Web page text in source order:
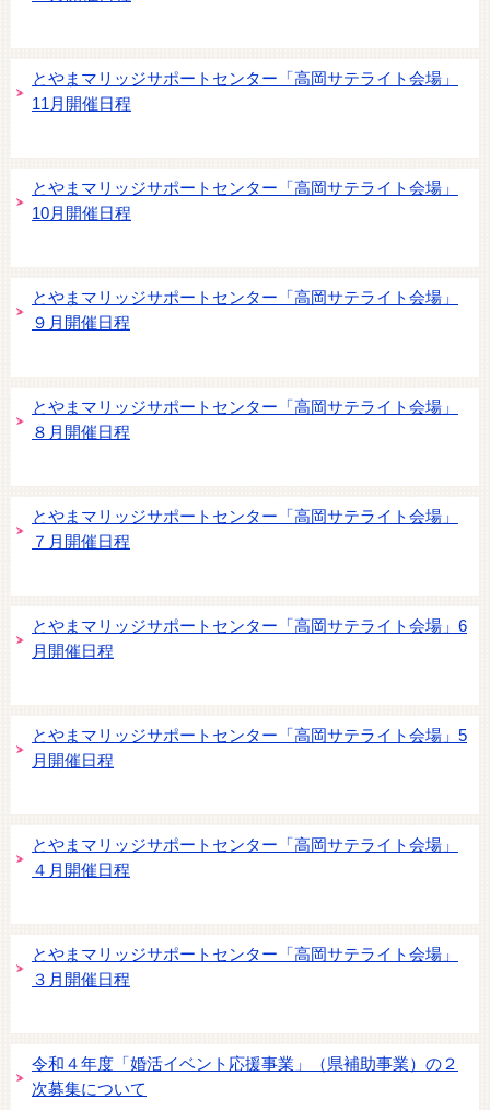
とやまマリッジサポートセンター「高岡サテライト会場」
11月開催日程
とやまマリッジサポートセンター「高岡サテライト会場」
10月開催日程
とやまマリッジサポートセンター「高岡サテライト会場」
９月開催日程
とやまマリッジサポートセンター「高岡サテライト会場」
８月開催日程
とやまマリッジサポートセンター「高岡サテライト会場」
７月開催日程
とやまマリッジサポートセンター「高岡サテライト会場」6
月開催日程
とやまマリッジサポートセンター「高岡サテライト会場」5
月開催日程
とやまマリッジサポートセンター「高岡サテライト会場」
４月開催日程
とやまマリッジサポートセンター「高岡サテライト会場」
３月開催日程
令和４年度「婚活イベント応援事業」（県補助事業）の２
次募集について